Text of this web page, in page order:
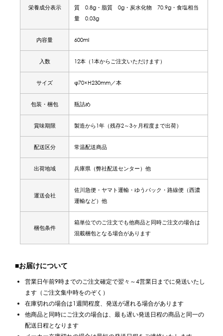
栄養成分表示
質 0.8g・脂質 0g・炭水化物 70.9g・食塩相当
量 0.03g
内容量 600ml
入数 12本（1本からご注文いただけます）
サイズ φ70×H230mm／本
包装・梱包 瓶詰め
賞味期限 製造から1年（残存2～3ヶ月程度まで出荷）
配送区分 常温配送商品
出荷地域 兵庫県（弊社配送センター）他
運送会社
佐川急便・ヤマト運輸・ゆうパック・路線便（西濃
運輸など）他
梱包条件
箱単位でのご注文でも他商品と同時ご注文の場合は
混載梱包となる場合があります
■お届けについて
営業日午前9時までのご注文確定で翌々～4営業日までに発送いたし
ます（ご注文集中時をのぞく）
在庫切れの場合は1週間程度、発送が遅れる場合があります
他商品と同時にご注文の場合は、最も遅い発送日程の商品と同一の
配送日程となります